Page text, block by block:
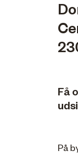
Få
På